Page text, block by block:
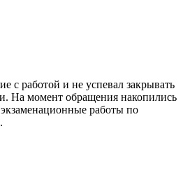
с работой и не успевал закрывать
На момент обращения накопились
работы по